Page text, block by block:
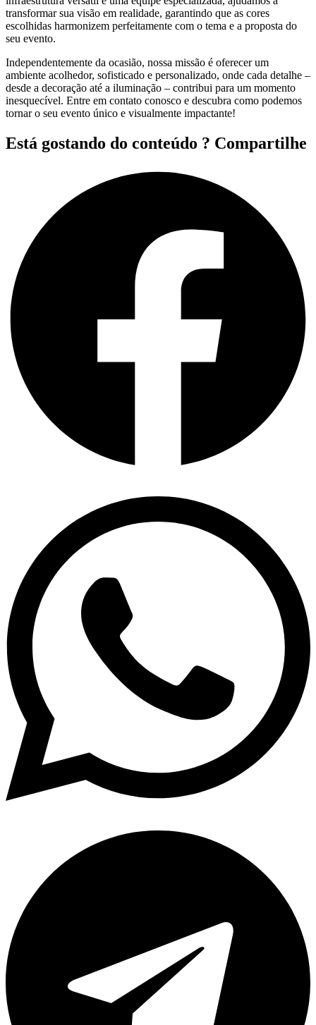
transformar sua visão em realidade, garantindo que as cores
escolhidas harmonizem perfeitamente com o tema e a proposta do
seu evento.
Independentemente da ocasião, nossa missão é oferecer um
ambiente acolhedor, sofisticado e personalizado, onde cada detalhe –
desde a decoração até a iluminação – contribui para um momento
inesquecível. Entre em contato conosco e descubra como podemos
tornar o seu evento único e visualmente impactante!
Está gostando do conteúdo ? Compartilhe